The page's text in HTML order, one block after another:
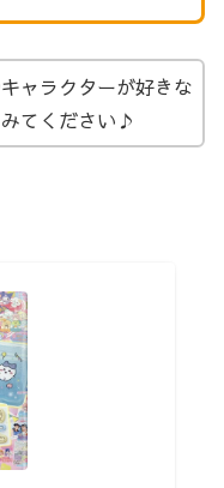
ャラクターが好きな
てください♪